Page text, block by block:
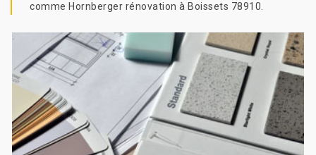
comme Hornberger rénovation à Boissets 78910.